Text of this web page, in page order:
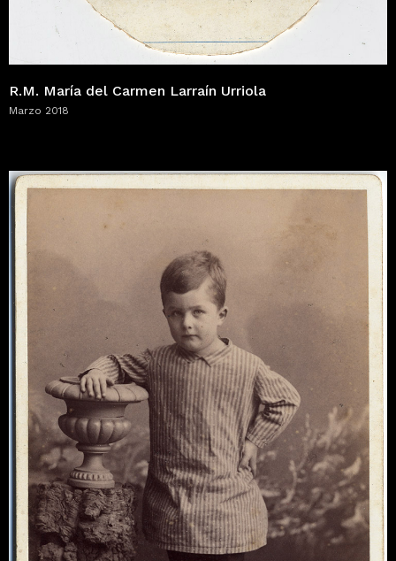
R.M. María del Carmen Larraín Urriola
Marzo 2018